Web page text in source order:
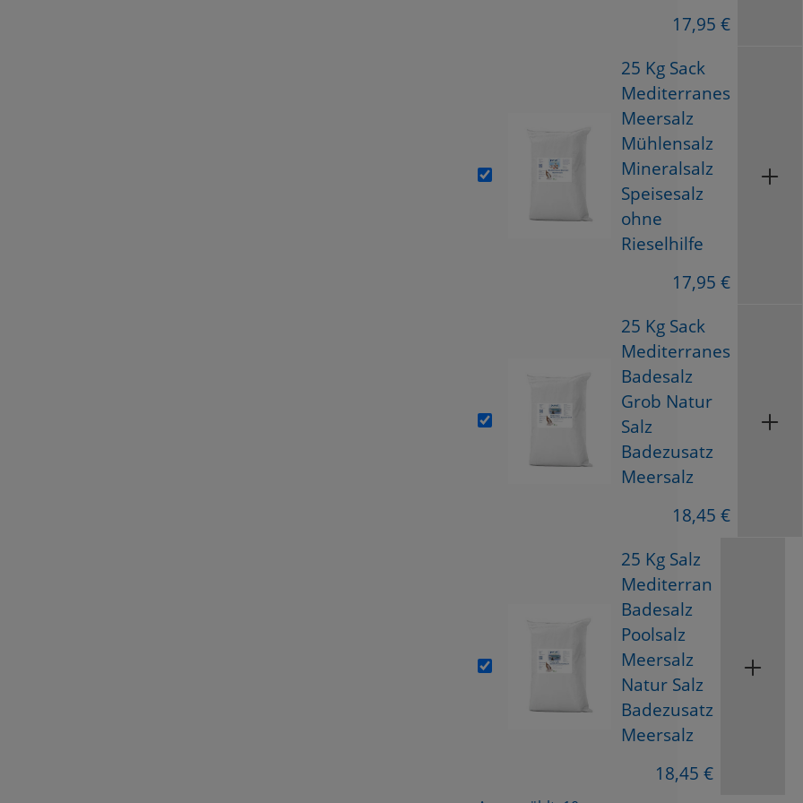
17,95 €
25 Kg Sack
Mediterranes
Meersalz
Mühlensalz
Mineralsalz
Speisesalz
ohne
Rieselhilfe
17,95 €
25 Kg Sack
Mediterranes
Badesalz
Grob Natur
Salz
Badezusatz
Meersalz
18,45 €
25 Kg Salz
Mediterran
Badesalz
Poolsalz
Meersalz
Natur Salz
Badezusatz
Meersalz
18,45 €